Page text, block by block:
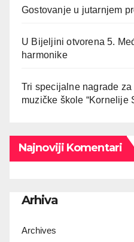
Gostovanje u jutarnjem
U Bijeljini otvorena 5.
harmonike
Tri specijalne nagrade
muzičke škole “Kornelije
Najnoviji Komentari
Arhiva
Archives